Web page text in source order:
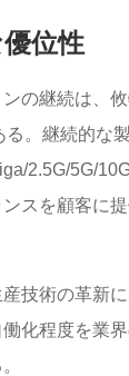
位性
の継続は、
る。継続的な
2.5G/5G/
ンスを顧客に
技術の革新
化程度を業